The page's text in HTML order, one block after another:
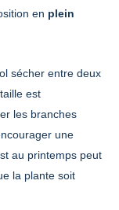
en plein
sécher entre deux
est
les branches
une
au printemps peut
la plante soit